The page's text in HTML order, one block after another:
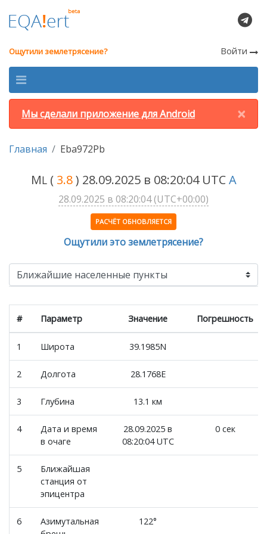
Ощутили землетрясение? Войти
×
Мы сделали приложение для Android
Главная Eba972Pb
ML( 3.8) 28.09.2025 в 08:20:04 UTCA
28.09.2025 в 08:20:04 (UTC+00:00)
РАСЧЁТ ОБНОВЛЯЕТСЯ
Ощутили это землетрясение?
# Параметр Значение Погрешность
1 Широта 39.1985N
2 Долгота 28.1768E
3 Глубина 13.1 км
4
Дата и время
в очаге
28.09.2025 в
08:20:04 UTC
0 сек
5
Ближайшая
станция от
эпицентра
6
Азимутальная
122°